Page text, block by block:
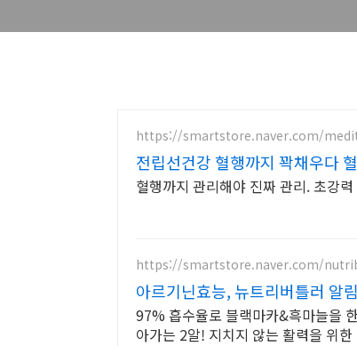
https://smartstore.naver.com/
전립선건강 혈행까지 꽉채우다
혈행까지 관리해야 진짜 관리. 초강
https://smartstore.naver.com/
아르기닌효능, 뉴트리버틀러 알
97% 흡수율로 블랙마카&흑마늘을
아가는 2알! 지치지 않는 활력을 위